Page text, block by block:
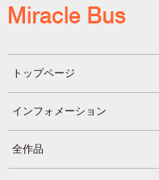
トップページ
インフォメーション
全作品